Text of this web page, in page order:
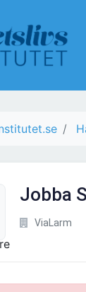
Jobba
ViaLarm